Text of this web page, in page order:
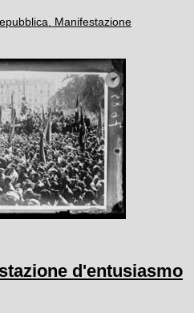
Manifestazione
d'entusiasmo